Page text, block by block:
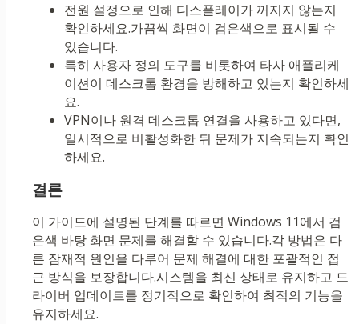
전원 설정으로 인해 디스플레이가 꺼지지 않는지
확인하세요.가끔씩 화면이 검은색으로 표시될 수
있습니다.
특히 사용자 정의 도구를 비롯하여 타사 애플리케
이션이 데스크톱 환경을 방해하고 있는지 확인하세
요.
VPN이나 ​​원격 데스크톱 연결을 사용하고 있다면,
일시적으로 비활성화한 뒤 문제가 지속되는지 확인
하세요.
결론
이 가이드에 설명된 단계를 따르면 Windows 11에서 검
은색 바탕 화면 문제를 해결할 수 있습니다.각 방법은 다
른 잠재적 원인을 다루어 문제 해결에 대한 포괄적인 접
근 방식을 보장합니다.시스템을 최신 상태로 유지하고 드
라이버 업데이트를 정기적으로 확인하여 최적의 기능을
유지하세요.